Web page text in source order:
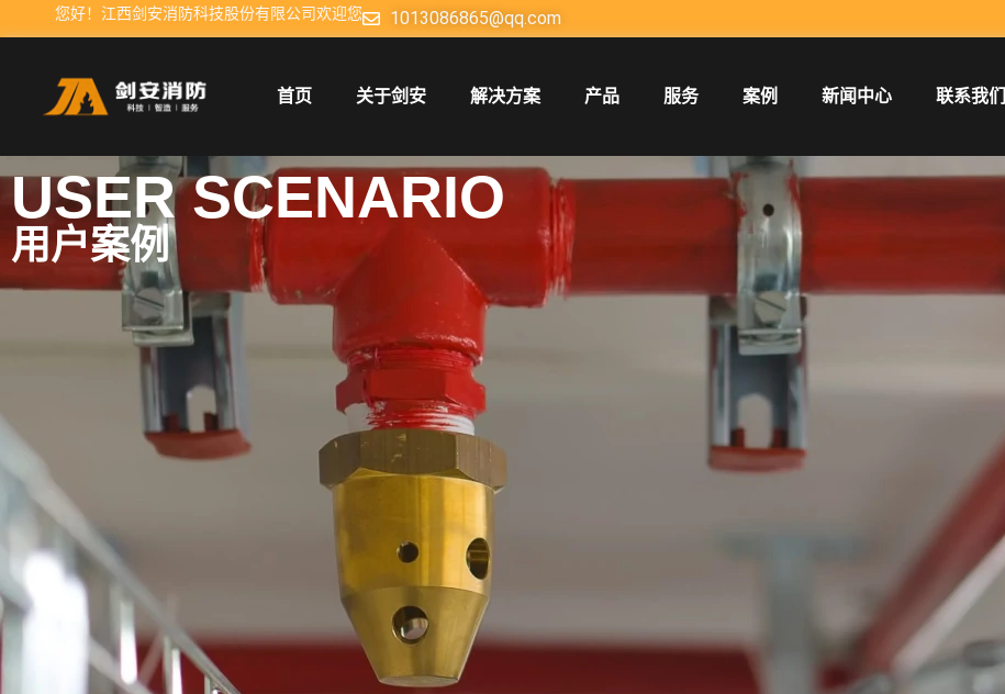
您好！江西剑安消防科技股份有限公司欢迎您 1013086865@qq.com
首页 关于剑安 解决方案 产品 服务 案例 新闻中心 联系我们
USER SCENARIO
用户案例